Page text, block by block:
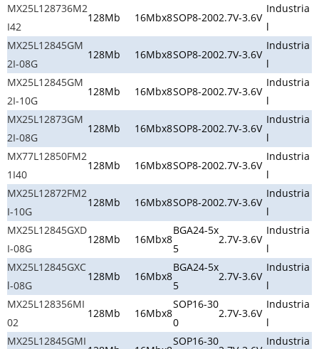
MX25L128736M2
I42
128Mb 16Mbx8SOP8-2002.7V-3.6V
Industria
l
MX25L12845GM
2I-08G
128Mb 16Mbx8SOP8-2002.7V-3.6V
Industria
l
MX25L12845GM
2I-10G
128Mb 16Mbx8SOP8-2002.7V-3.6V
Industria
l
MX25L12873GM
2I-08G
128Mb 16Mbx8SOP8-2002.7V-3.6V
Industria
l
MX77L12850FM2
1I40
128Mb 16Mbx8SOP8-2002.7V-3.6V
Industria
l
MX25L12872FM2
I-10G
128Mb 16Mbx8SOP8-2002.7V-3.6V
Industria
l
MX25L12845GXD
I-08G
128Mb 16Mbx8
BGA24-5x
5
2.7V-3.6V
Industria
l
MX25L12845GXC
l-08G
128Mb 16Mbx8
BGA24-5x
5
2.7V-3.6V
Industria
l
MX25L128356MI
02
128Mb 16Mbx8
SOP16-30
0
2.7V-3.6V
Industria
l
MX25L12845GMI
SOP16-30
Industria